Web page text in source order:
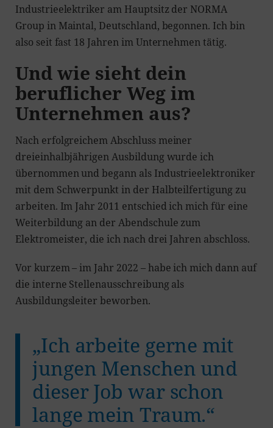
Industrieelektriker am Hauptsitz der NORMA
Group in Maintal, Deutschland, begonnen. Ich bin
also seit fast 18 Jahren im Unternehmen tätig.
Und wie sieht dein
beruflicher Weg im
Unternehmen aus?
Nach erfolgreichem Abschluss meiner
dreieinhalbjährigen Ausbildung wurde ich
übernommen und begann als Industrieelektroniker
mit dem Schwerpunkt in der Halbteilfertigung zu
arbeiten. Im Jahr 2011 entschied ich mich für eine
Weiterbildung an der Abendschule zum
Elektromeister, die ich nach drei Jahren abschloss.
Vor kurzem – im Jahr 2022 – habe ich mich dann auf
die interne Stellenausschreibung als
Ausbildungsleiter beworben.
„Ich arbeite gerne mit
jungen Menschen und
dieser Job war schon
lange mein Traum.“